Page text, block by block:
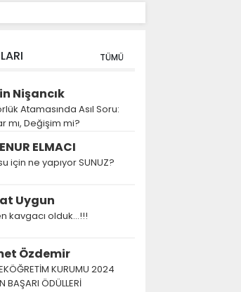
TÜMÜ
Nişancık
Atamasında Asıl Soru:
mı, Değişim mi?
ELMACI
için ne yapıyor SUNUZ?
Uygun
kavgacı olduk…!!!
Özdemir
KURUMU 2024
BAŞARI ÖDÜLLERİ